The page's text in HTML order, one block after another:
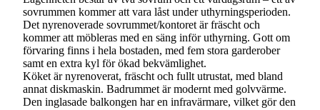
sovrummen kommer att vara låst under uthyrningsperioden.
Det nyrenoverade sovrummet/kontoret är fräscht och
kommer att möbleras med en säng inför uthyrning. Gott om
förvaring finns i hela bostaden, med fem stora garderober
samt en extra kyl för ökad bekvämlighet.
Köket är nyrenoverat, fräscht och fullt utrustat, med bland
annat diskmaskin. Badrummet är modernt med golvvärme.
Den inglasade balkongen har en infravärmare, vilket gör den